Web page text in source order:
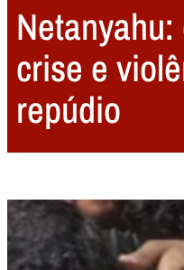
crise e
repúdio